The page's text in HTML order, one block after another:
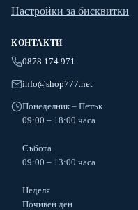
Настройки за бисквитки
КОНТАКТИ
0878 174 971
info@shop777.net
Понеделник – Петък
09:00 – 18:00 часа
Събота
09:00 – 13:00 часа
Неделя
Почивен ден